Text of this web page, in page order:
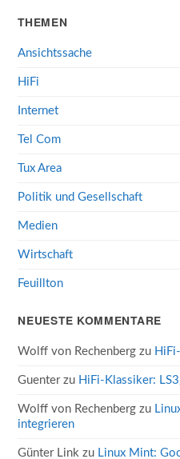
THEMEN
Ansichtssache
HiFi
Internet
Tel Com
Tux Area
Politik und Gesellschaft
Medien
Wirtschaft
Feuillton
NEUESTE KOMMENTARE
Wolff von Rechenberg zu
Guenterzu HiFi-Klassiker:
Wolff von Rechenberg zu
integrieren
Günter Link zu Linux Mint: